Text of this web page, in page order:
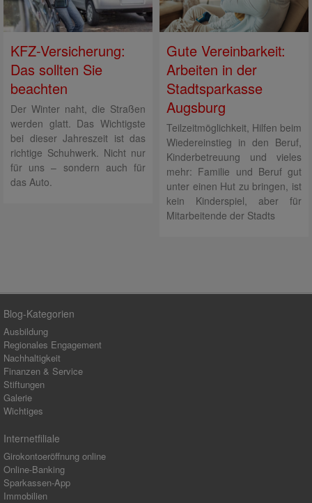
KFZ-Versicherung:
Das sollten Sie
beachten
Der Winter naht, die Straßen
werden glatt. Das Wichtigste
bei dieser Jahreszeit ist das
richtige Schuhwerk. Nicht nur
für uns – sondern auch für
das Auto.
Gute Vereinbarkeit:
Arbeiten in der
Stadtsparkasse
Augsburg
Teilzeitmöglichkeit, Hilfen beim
Wiedereinstieg in den Beruf,
Kinderbetreuung und vieles
mehr: Familie und Beruf gut
unter einen Hut zu bringen, ist
kein Kinderspiel, aber für
Mitarbeitende der Stadts
Blog-Kategorien
Ausbildung
Regionales Engagement
Nachhaltigkeit
Finanzen & Service
Stiftungen
Galerie
Wichtiges
Internetfiliale
Girokontoeröffnung online
Online-Banking
Sparkassen-App
Immobilien